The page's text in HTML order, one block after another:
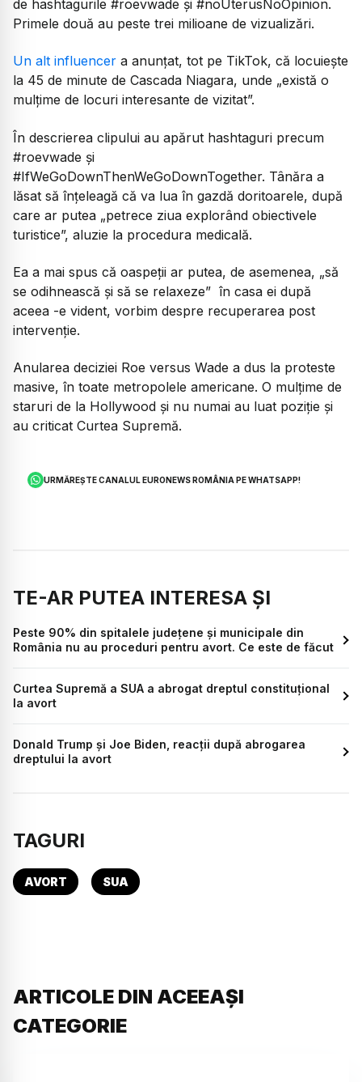
de hashtagurile #roevwade și #noUterusNoOpinion.
Primele două au peste trei milioane de vizualizări.
Un alt influencer a anunțat, tot pe TikTok, că locuiește
la 45 de minute de Cascada Niagara, unde „există o
mulțime de locuri interesante de vizitat”.
În descrierea clipului au apărut hashtaguri precum
#roevwade și
#IfWeGoDownThenWeGoDownTogether. Tânăra a
lăsat să înțeleagă că va lua în gazdă doritoarele, după
care ar putea „petrece ziua explorând obiectivele
turistice”, aluzie la procedura medicală.
Ea a mai spus că oaspeții ar putea, de asemenea, „să
se odihnească și să se relaxeze” în casa ei după
aceea -e vident, vorbim despre recuperarea post
intervenție.
Anularea deciziei Roe versus Wade a dus la proteste
masive, în toate metropolele americane. O mulțime de
staruri de la Hollywood și nu numai au luat poziție și
au criticat Curtea Supremă.
URMĂREȘTE CANALUL EURONEWS ROMÂNIA PE WHATSAPP!
TE-AR PUTEA INTERESA ȘI
Peste 90% din spitalele județene și municipale din
România nu au proceduri pentru avort. Ce este de făcut
Curtea Supremă a SUA a abrogat dreptul constituțional
la avort
Donald Trump și Joe Biden, reacții după abrogarea
dreptului la avort
TAGURI
AVORT SUA
ARTICOLE DIN ACEEAȘI
CATEGORIE